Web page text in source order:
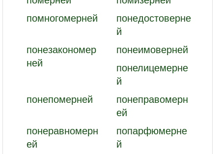
помногомерней
понедостоверне
й
понезакономер
ней
понеимоверней
понелицемерне
й
понепомерней
понеправомерн
ей
понеравномерн
ей
попарфюмерне
й